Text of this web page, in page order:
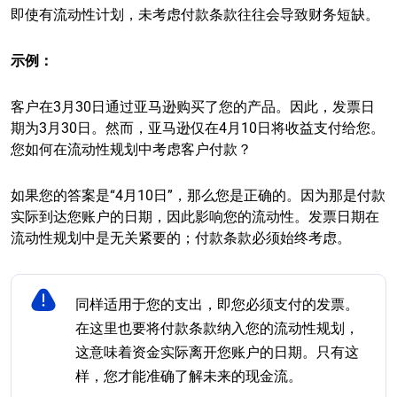
即使有流动性计划，未考虑付款条款往往会导致财务短缺。
示例：
客户在3月30日通过亚马逊购买了您的产品。因此，发票日
期为3月30日。然而，亚马逊仅在4月10日将收益支付给您。
您如何在流动性规划中考虑客户付款？
如果您的答案是“4月10日”，那么您是正确的。因为那是付款
实际到达您账户的日期，因此影响您的流动性。发票日期在
流动性规划中是无关紧要的；付款条款必须始终考虑。
同样适用于您的支出，即您必须支付的发票。
在这里也要将付款条款纳入您的流动性规划，
这意味着资金实际离开您账户的日期。只有这
样，您才能准确了解未来的现金流。